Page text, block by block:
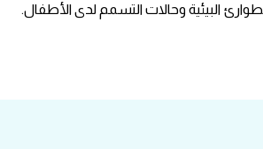
البيئية وحالات التسمم لدى الأطفال.